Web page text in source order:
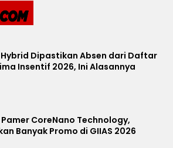
Dipastikan Absen dari Daftar
Insentif 2026, Ini Alasannya
Pamer CoreNano Technology,
Banyak Promo di GIIAS 2026